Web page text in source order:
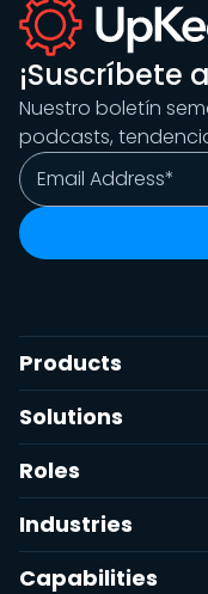
¡Suscríbete
Nuestro boletín
podcasts,
Products
Solutions
Roles
Industries
Capabilities